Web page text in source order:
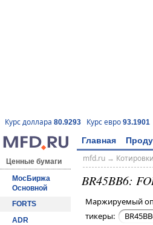
Курс доллара 80.9293 Курс евро 93.1901
Главная
Ценные бумаги
МосБиржа
Основной
FORTS
ADR
mfd.ru→ Котировки
BR45BB6:
Маржируемый
тикеры: